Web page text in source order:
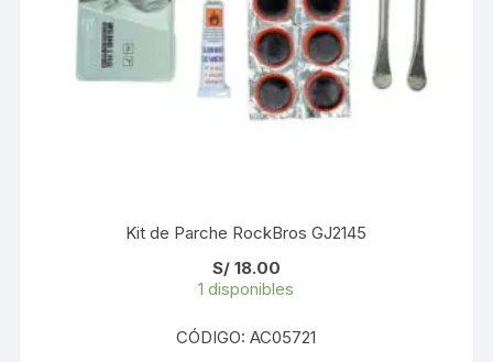
Kit de Parche RockBros GJ2145
S/18.00
1 disponibles
CÓDIGO: AC05721